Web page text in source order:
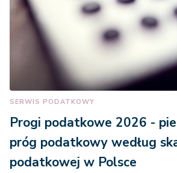
SERWIS PODATKOWY
Progi podatkowe 2026 -
próg podatkowy według
podatkowej w Polsce